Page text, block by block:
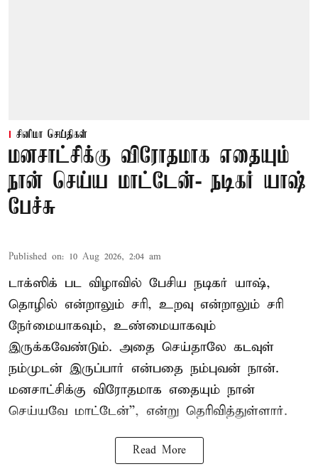
சினிமா செய்திகள்
மனசாட்சிக்கு விரோதமாக எதையும்
நான் செய்ய மாட்டேன்- நடிகர் யாஷ்
பேச்சு
Published on: 10 Aug 2026, 2:04 am
டாக்ஸிக் பட விழாவில் பேசிய நடிகர் யாஷ்,
தொழில் என்றாலும் சரி, உறவு என்றாலும் சரி
நேர்மையாகவும், உண்மையாகவும்
இருக்கவேண்டும். அதை செய்தாலே கடவுள்
நம்முடன் இருப்பார் என்பதை நம்புவன் நான்.
மனசாட்சிக்கு விரோதமாக எதையும் நான்
செய்யவே மாட்டேன்'', என்று தெரிவித்துள்ளார்.
Read More